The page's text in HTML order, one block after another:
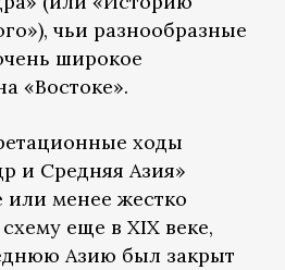
чьи разнообразные
широкое
«Востоке».
ходы
и Средняя Азия»
или менее жестко
еще в XIX веке,
Азию был закрыт